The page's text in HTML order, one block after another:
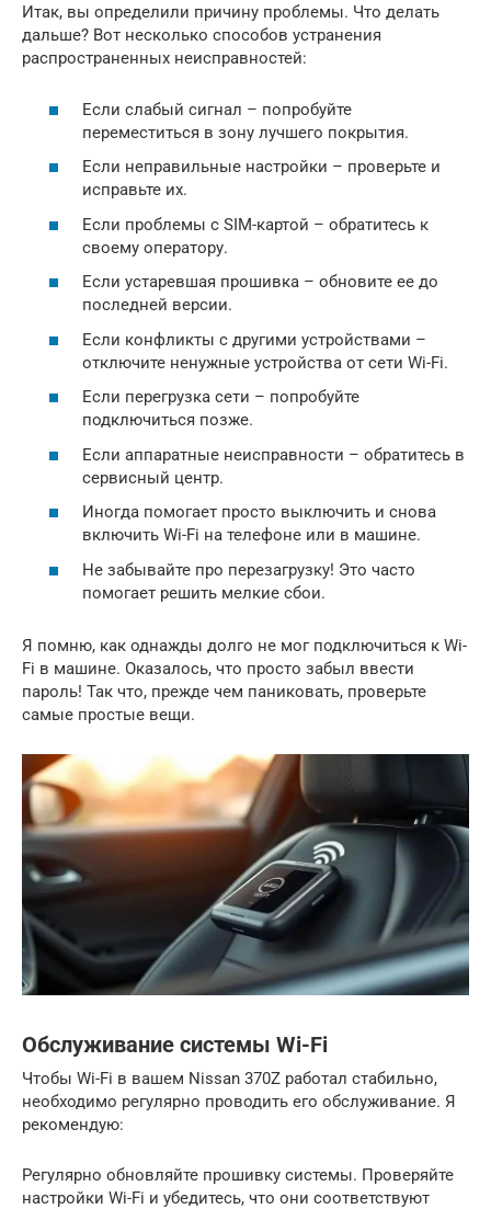
Итак, вы определили причину проблемы. Что делать
дальше? Вот несколько способов устранения
распространенных неисправностей:
Если слабый сигнал – попробуйте
переместиться в зону лучшего покрытия.
Если неправильные настройки – проверьте и
исправьте их.
Если проблемы с SIM-картой – обратитесь к
своему оператору.
Если устаревшая прошивка – обновите ее до
последней версии.
Если конфликты с другими устройствами –
отключите ненужные устройства от сети Wi-Fi.
Если перегрузка сети – попробуйте
подключиться позже.
Если аппаратные неисправности – обратитесь в
сервисный центр.
Иногда помогает просто выключить и снова
включить Wi-Fi на телефоне или в машине.
Не забывайте про перезагрузку! Это часто
помогает решить мелкие сбои.
Я помню, как однажды долго не мог подключиться к Wi-
Fi в машине. Оказалось, что просто забыл ввести
пароль! Так что, прежде чем паниковать, проверьте
самые простые вещи.
Обслуживание системы Wi-Fi
Чтобы Wi-Fi в вашем Nissan 370Z работал стабильно,
необходимо регулярно проводить его обслуживание. Я
рекомендую:
Регулярно обновляйте прошивку системы. Проверяйте
настройки Wi-Fi и убедитесь, что они соответствуют